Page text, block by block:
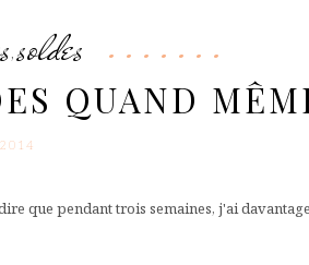
,soldes
QUAND
que pendant trois semaines, j'ai